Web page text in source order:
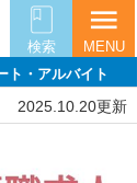
検索
menu
MENU
ト・アルバイト
2025.10.20更新